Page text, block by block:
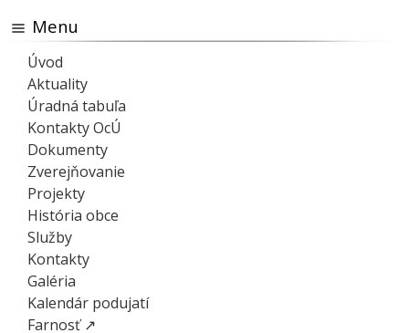
Menu
Úvod
Aktuality
Úradná tabuľa
Kontakty OcÚ
Dokumenty
Zverejňovanie
Projekty
História obce
Služby
Kontakty
Galéria
Kalendár podujatí
Farnosť ↗